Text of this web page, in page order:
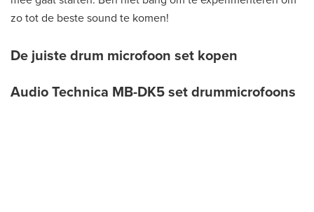
zo tot de beste sound te komen!
De juiste drum microfoon set kopen
Audio Technica MB-DK5 set drummicrofoons